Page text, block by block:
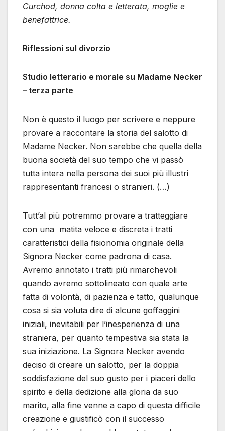
Curchod, donna colta e letterata, moglie e
benefattrice.
Riflessioni sul divorzio
Studio letterario e morale su Madame Necker
– terza parte
Non è questo il luogo per scrivere e neppure
provare a raccontare la storia del salotto di
Madame Necker. Non sarebbe che quella della
buona società del suo tempo che vi passò
tutta intera nella persona dei suoi più illustri
rappresentanti francesi o stranieri. (…)
Tutt’al più potremmo provare a tratteggiare
con una matita veloce e discreta i tratti
caratteristici della fisionomia originale della
Signora Necker come padrona di casa.
Avremo annotato i tratti più rimarchevoli
quando avremo sottolineato con quale arte
fatta di volontà, di pazienza e tatto, qualunque
cosa si sia voluta dire di alcune goffaggini
iniziali, inevitabili per l’inesperienza di una
straniera, per quanto tempestiva sia stata la
sua iniziazione. La Signora Necker avendo
deciso di creare un salotto, per la doppia
soddisfazione del suo gusto per i piaceri dello
spirito e della dedizione alla gloria da suo
marito, alla fine venne a capo di questa difficile
creazione e giustificò con il successo